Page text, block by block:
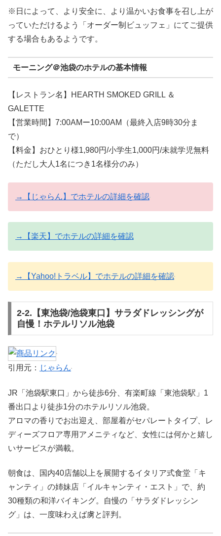
※日によって、より安全に、より温かいお食事を召し上が
っていただけるよう「オーダー制ビュッフェ」にてご提供
する場合もあるようです。
モーニング＠池袋のホテルの基本情報
【レストラン名】HEARTH SMOKED GRILL ＆
GALETTE
【営業時間】7:00AMー10:00AM（最終入店9時30分ま
で）
【料金】おひとり様1,980円/小学生1,000円/未就学児無料
（ただし大人1名につき1名様分のみ）
→【じゃらん】でホテルの詳細を確認
→【楽天】でホテルの詳細を確認
→【Yahoo!トラベル】でホテルの詳細を確認
2-2.【東池袋/池袋東口】サラダドレッシングが
自慢！ホテルリソル池袋
引用元： じゃらん
JR「池袋駅東口」から徒歩6分、有楽町線「東池袋駅」1
番出口より徒歩1分のホテルリソル池袋。
アロマの香りでお出迎え、部屋着がセパレートタイプ、レ
ディーズフロア専用アメニティなど、女性には何かと嬉し
いサービスが満載。
朝食は、国内40店舗以上を展開するイタリア式食堂「キ
ャンティ」の姉妹店「イルキャンティ・エスト」で、約
30種類の和洋バイキング。自慢の「サラダドレッシン
グ」は、一度味わえば虜と評判。